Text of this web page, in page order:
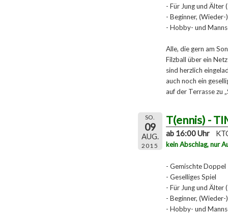
- Für Jung und Älter
- Beginner, (Wieder-
- Hobby- und
Alle, die gern am
Filzball über ein
sind herzlich
auch noch ein
auf der Terrasse zu
SO.
09
AUG.
2015
T(ennis) -
ab 16:00 Uhr
kein Abschlag, nur
- Gemischte Doppel
- Geselliges Spiel
- Für Jung und Älter
- Beginner, (Wieder-
- Hobby- und